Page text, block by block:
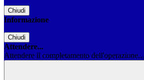
Chiudi
Informazione
Chiudi
Attendere...
Attendere il completamento dell'operazione...